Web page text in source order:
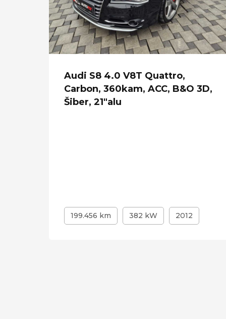
Audi S8 4.0 V8T Quattro,
Carbon, 360kam, ACC, B&O 3D,
Šiber, 21"alu
199.456 km 382 kW 2012